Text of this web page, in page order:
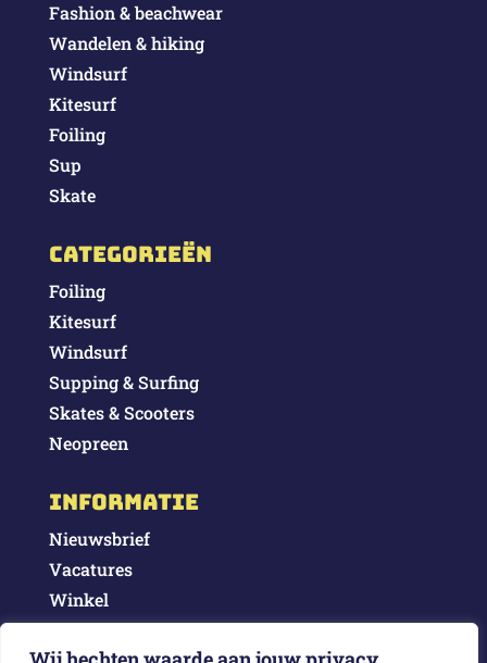
Fashion & beachwear
Wandelen & hiking
Windsurf
Kitesurf
Foiling
Sup
Skate
Categorieën
Foiling
Kitesurf
Windsurf
Supping & Surfing
Skates & Scooters
Neopreen
Informatie
Nieuwsbrief
Vacatures
Winkel
Blog